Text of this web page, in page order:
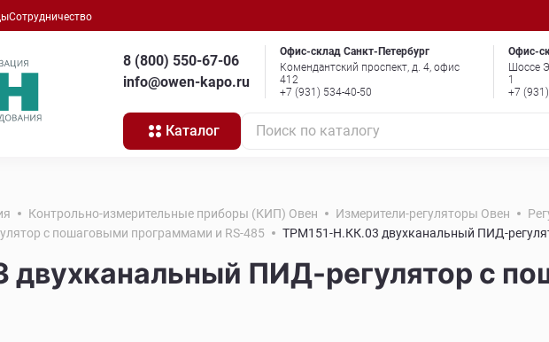
Сотрудничество
8 (800) 550-67-06
info@owen-kapo.ru
Офис-склад Санкт-Петербург
Комендантский проспект, д. 4, офис
412
+7 (931) 534-40-50
Офис-
Шоссе
1
+7
Каталог Поиск по каталогу
Контрольно-измерительные приборы (КИП) Овен Измерители-регуляторы Овен
с пошаговыми программами и RS-485
ТРМ151-Н.КК.03 двухканальный ПИД-
ПИД-регулятор с